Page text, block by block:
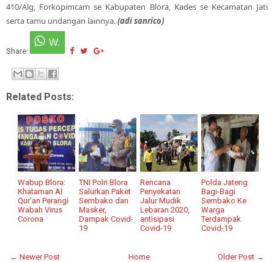
410/Alg, Forkopimcam se Kabupaten Blora, Kades se Kecamatan Jati
serta tamu undangan lainnya.(adi sanrico)
Share:
Related Posts:
Wabup Blora:
Khataman Al
Qur’an Perangi
Wabah Virus
Corona
TNI Polri Blora
Salurkan Paket
Sembako dan
Masker,
Dampak Covid-
19
Rencana
Penyekatan
Jalur Mudik
Lebaran 2020,
antisipasi
Covid-19
Polda Jateng
Bagi-Bagi
Sembako Ke
Warga
Terdampak
Covid-19
← Newer Post Older Post →
Home